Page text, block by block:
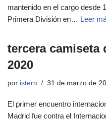
mantenido en el cargo desde
Primera División en… Leer
tercera camiseta
2020
por istern 31 de marzo de
El primer encuentro
Madrid fue contra el